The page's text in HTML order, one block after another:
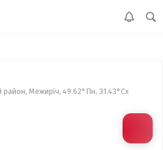
район, Межиріч, 49.62°Пн, 31.43°Сх